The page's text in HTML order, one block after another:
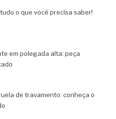
o que você precisa saber!
em polegada alta: peça
de travamento: conheça o